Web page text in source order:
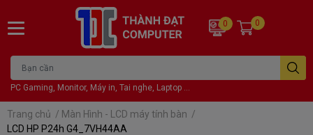
PC Gaming, Monitor, Máy in, Tai nghe, Laptop ...
0 0
Trang chủ / Màn Hình - LCD máy tính bàn /
LCD HP P24h G4_7VH44AA